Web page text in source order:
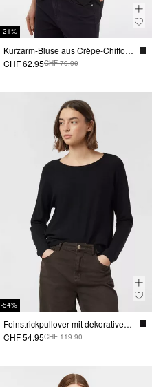
-21%
Kurzarm-Bluse aus Crêpe-Chiffon mit Raffung
CHF 62.95CHF 79.90
-54%
Feinstrickpullover mit dekorativen Knöpfen
CHF 54.95CHF 119.90